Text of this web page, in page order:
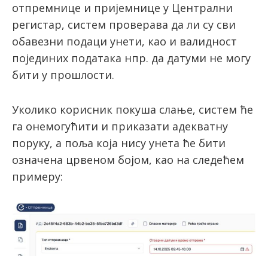
отпремнице и пријемнице у Централни
регистар, систем проверава да ли су сви
обавезни подаци унети, као и валидност
појединих података нпр. да датуми не могу
бити у прошлости.
Уколико корисник покуша слање, систем ће
га онемогућити и приказати адекватну
поруку, а поља која нису унета ће бити
означена црвеном бојом, као на следећем
примеру: